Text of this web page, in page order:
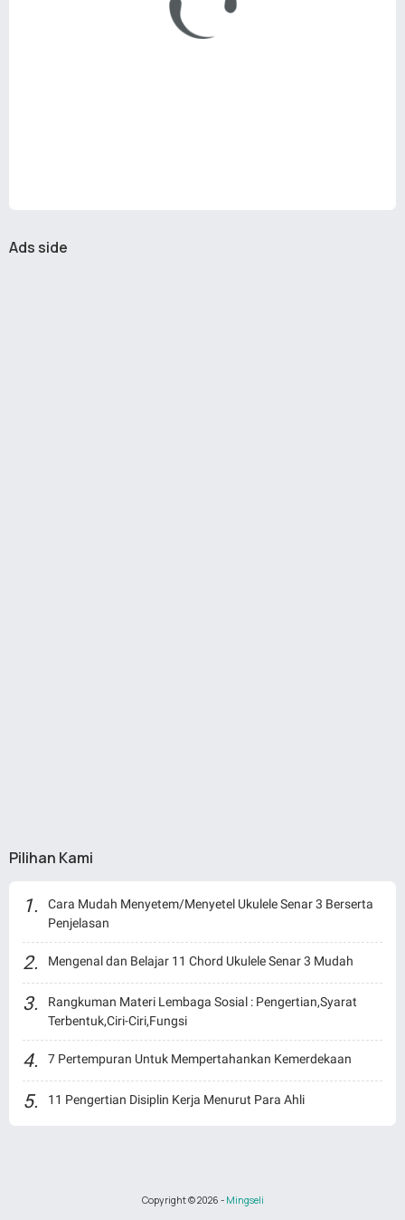
Ads side
Pilihan Kami
Cara Mudah Menyetem/Menyetel Ukulele Senar 3 Berserta
Penjelasan
Mengenal dan Belajar 11 Chord Ukulele Senar 3 Mudah
Rangkuman Materi Lembaga Sosial : Pengertian,Syarat
Terbentuk,Ciri-Ciri,Fungsi
7 Pertempuran Untuk Mempertahankan Kemerdekaan
11 Pengertian Disiplin Kerja Menurut Para Ahli
Copyright ©2026 - Mingseli